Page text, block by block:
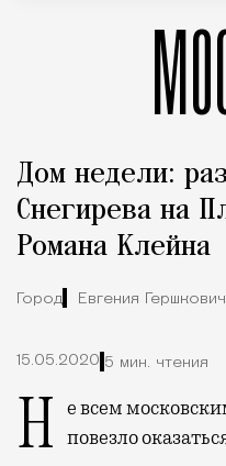
Дом недели:
Снегирева на
Романа Клейна
Город Евгения Гершкович
15.05.2020 5 мин. чтения
Не всем московским особнякам эпохи модерна повезло